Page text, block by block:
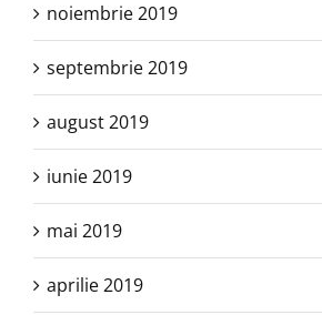
noiembrie 2019
septembrie 2019
august 2019
iunie 2019
mai 2019
aprilie 2019